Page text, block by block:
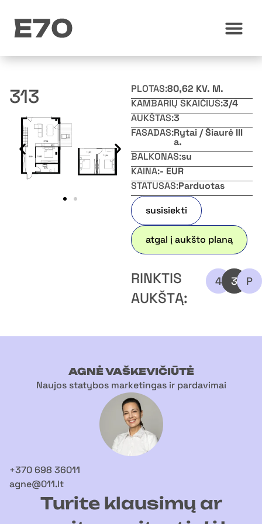
313 PLOTAS:80,62 KV. M.
KAMBARIŲ SKAIČIUS:3/4
AUKŠTAS:3
FASADAS:Rytai / Šiaurė III
a.
BALKONAS:su
KAINA:- EUR
STATUSAS:Parduotas
susisiekti
atgal į aukšto planą
RINKTIS
AUKŠTĄ:
4 3 P
Turite klausimų ar
AGNĖ VAŠKEVIČIŪTĖ
Naujos statybos marketingas ir pardavimai
+370 698 36011
agne@011.lt